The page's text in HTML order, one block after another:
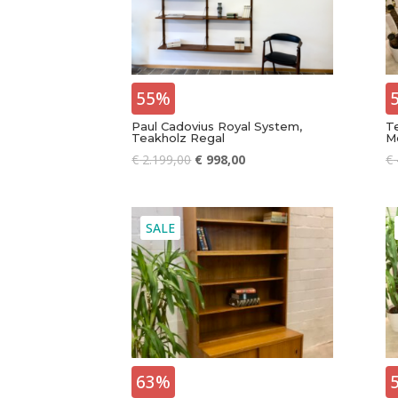
55%
Paul Cadovius Royal System,
Teakholz Regal
€2.199,00 € 998,00 €
SALE
63%